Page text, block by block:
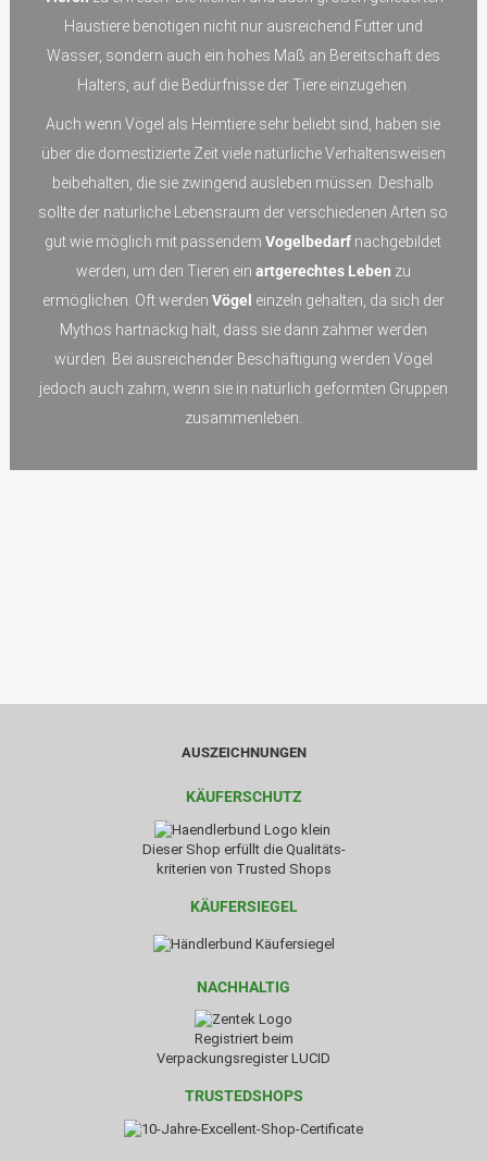
Haustiere benötigen nicht nur ausreichend Futter und
Wasser, sondern auch ein hohes Maß an Bereitschaft des
Halters, auf die Bedürfnisse der Tiere einzugehen.
Auch wenn Vögel als Heimtiere sehr beliebt sind, haben sie
über die domestizierte Zeit viele natürliche Verhaltensweisen
beibehalten, die sie zwingend ausleben müssen. Deshalb
sollte der natürliche Lebensraum der verschiedenen Arten so
gut wie möglich mit passendemVogelbedarf nachgebildet
werden, um den Tieren ein artgerechtes Leben zu
ermöglichen. Oft werden Vögel einzeln gehalten, da sich der
Mythos hartnäckig hält, dass sie dann zahmer werden
würden. Bei ausreichender Beschäftigung werden Vögel
jedoch auch zahm, wenn sie in natürlich geformten Gruppen
zusammenleben.
AUSZEICHNUNGEN
KÄUFERSCHUTZ
Dieser Shop erfüllt die Qualitäts-
kriterien von Trusted Shops
KÄUFERSIEGEL
NACHHALTIG
Registriert beim
Verpackungsregister LUCID
TRUSTEDSHOPS